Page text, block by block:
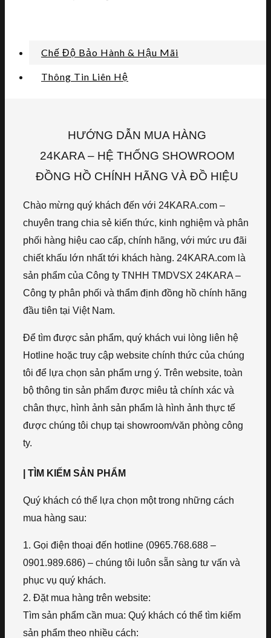
Chế Độ Bảo Hành & Hậu Mãi
Thông Tin Liên Hệ
HƯỚNG DẪN MUA HÀNG
24KARA – HỆ THỐNG SHOWROOM
ĐỒNG HỒ CHÍNH HÃNG VÀ ĐỒ HIỆU
Chào mừng quý khách đến với 24KARA.com –
chuyên trang chia sẻ kiến thức, kinh nghiệm và phân
phối hàng hiệu cao cấp, chính hãng, với mức ưu đãi
chiết khấu lớn nhất tới khách hàng. 24KARA.com là
sản phẩm của Công ty TNHH TMDVSX 24KARA –
Công ty phân phối và thẩm định đồng hồ chính hãng
đầu tiên tại Việt Nam.
Để tìm được sản phẩm, quý khách vui lòng liên hệ
Hotline hoặc truy cập website chính thức của chúng
tôi để lựa chọn sản phẩm ưng ý. Trên website, toàn
bộ thông tin sản phẩm được miêu tả chính xác và
chân thực, hình ảnh sản phẩm là hình ảnh thực tế
được chúng tôi chụp tại showroom/văn phòng công
ty.
| TÌM KIẾM SẢN PHẨM
Quý khách có thể lựa chọn một trong những cách
mua hàng sau:
1. Gọi điện thoại đến hotline (0965.768.688 –
0901.989.686) – chúng tôi luôn sẵn sàng tư vấn và
phục vụ quý khách.
2. Đặt mua hàng trên website:
Tìm sản phẩm cần mua: Quý khách có thể tìm kiếm
sản phẩm theo nhiều cách: